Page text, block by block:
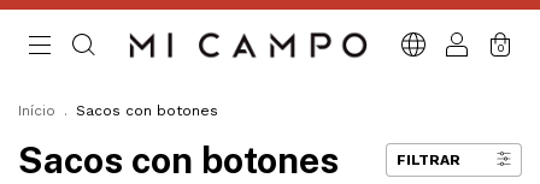
0
Início . Sacos con botones
Sacos con botones FILTRAR